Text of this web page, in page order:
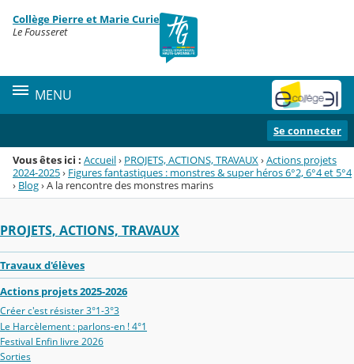
Menu de la rubrique
Contenu
Collège Pierre et Marie Curie
Le Fousseret
MENU
Se connecter
Vous êtes ici : Accueil› PROJETS, ACTIONS, TRAVAUX ›Actions projets
2024-2025› Figures fantastiques : monstres & super héros 6°2, 6°4 et 5°4
› Blog›A la rencontre des monstres marins
PROJETS, ACTIONS, TRAVAUX
Travaux d'élèves
Actions projets 2025-2026
Créer c'est résister 3°1-3°3
Le Harcèlement : parlons-en ! 4°1
Festival Enfin livre 2026
Sorties